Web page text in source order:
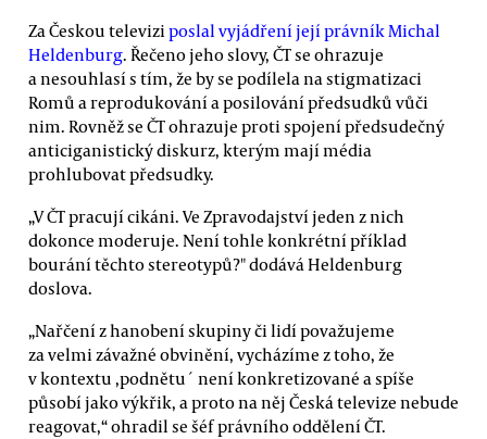
Za Českou televizi poslal vyjádření její právník Michal
Heldenburg. Řečeno jeho slovy, ČT se ohrazuje
a nesouhlasí s tím, že by se podílela na stigmatizaci
Romů a reprodukování a posilování předsudků vůči
nim. Rovněž se ČT ohrazuje proti spojení předsudečný
anticiganistický diskurz, kterým mají média
prohlubovat předsudky.
„V ČT pracují cikáni. Ve Zpravodajství jeden z nich
dokonce moderuje. Není tohle konkrétní příklad
bourání těchto stereotypů?" dodává Heldenburg
doslova.
„Nařčení z hanobení skupiny či lidí považujeme
za velmi závažné obvinění, vycházíme z toho, že
v kontextu ,podnětu´ není konkretizované a spíše
působí jako výkřik, a proto na něj Česká televize nebude
reagovat,“ ohradil se šéf právního oddělení ČT.